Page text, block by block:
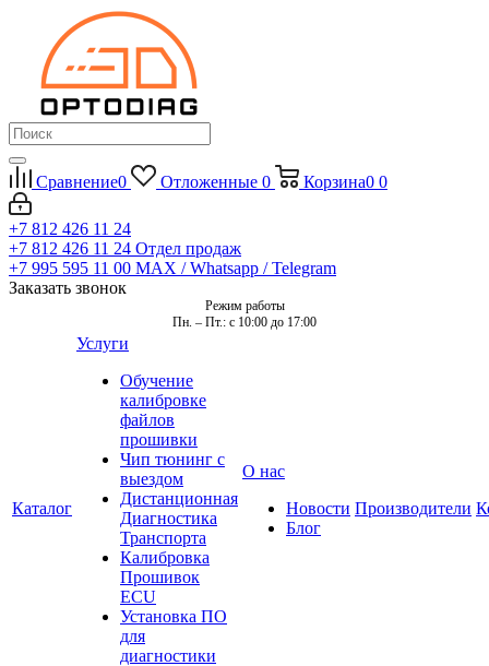
Сравнение0 Отложенные 0 Корзина0 0
+7 812 426 11 24
+7 812 426 11 24 Отдел продаж
+7 995 595 11 00 MAX / Whatsapp / Telegram
Заказать звонок
Режим работы
Пн. – Пт.: с 10:00 до 17:00
Каталог
Услуги
Обучение
калибровке
файлов
прошивки
Чип тюнинг с
выездом
Дистанционная
Диагностика
Транспорта
Калибровка
Прошивок
ECU
Установка ПО
для
диагностики
О нас
Новости
Блог
Производители